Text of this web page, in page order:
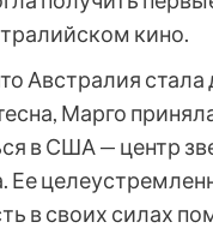
кино.
Австралия стала
Марго
в США — центр
Ее
в своих силах